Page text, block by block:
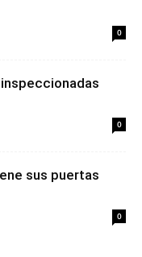
0
0
sus puertas
0